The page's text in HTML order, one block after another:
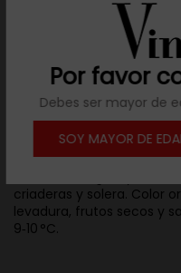
Por favor
Debes ser mayor de
SOY MAYOR DE

Descripción
Elaborado con uva Pedro
criaderas y solera. Color
levadura, frutos secos y
9‑10 °C.